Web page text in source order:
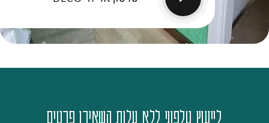
לייעוץ טלפוני ללא עלות השאירו פרטים